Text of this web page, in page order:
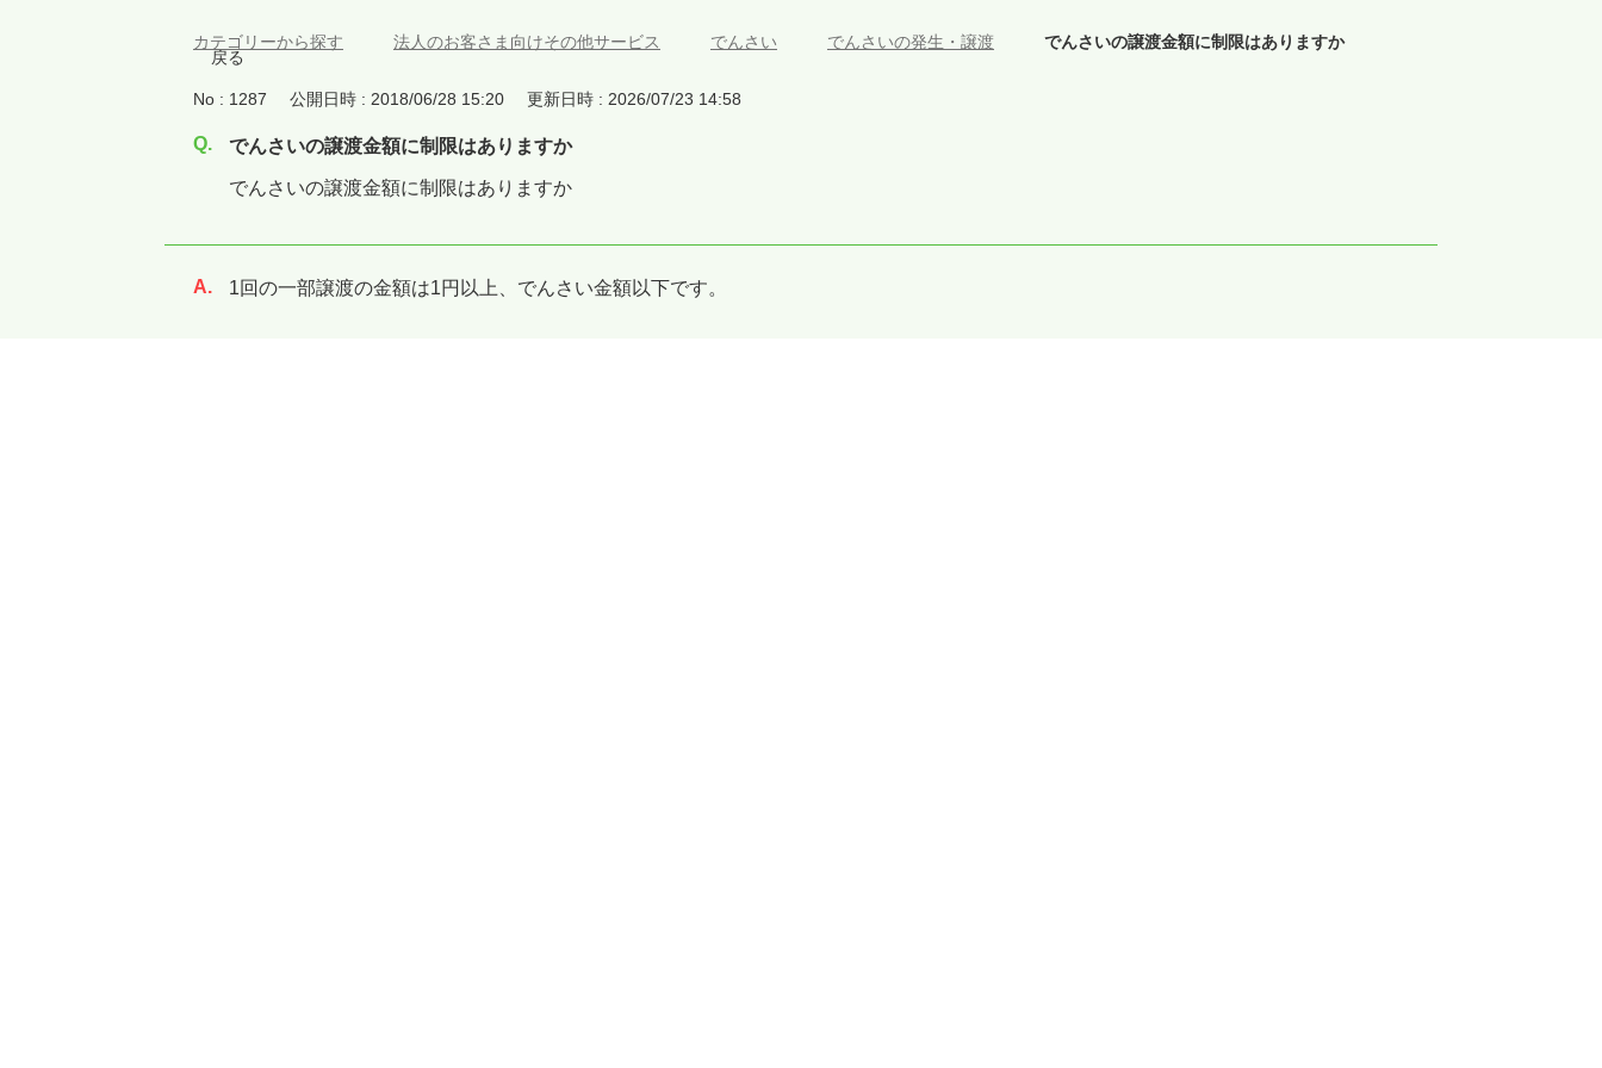
カテゴリーから探す 法人のお客さま向けその他サービス でんさい でんさいの発生・譲渡
でんさいの譲渡金額に制限はありますか
戻る
No : 1287 公開日時 : 2018/06/28 15:20 更新日時 : 2026/07/23 14:58
でんさいの譲渡金額に制限はありますか
でんさいの譲渡金額に制限はありますか
回答
1回の一部譲渡の金額は1円以上、でんさい金額以下です。